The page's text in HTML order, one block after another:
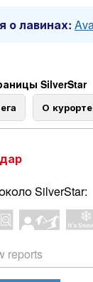
о лавинах:
SilverStar
О курорте
SilverStar:
reports